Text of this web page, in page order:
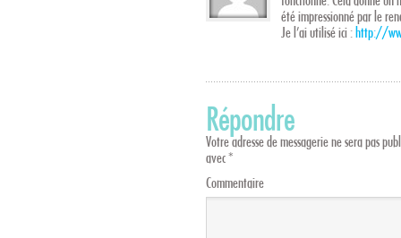
été impressionné par le
Je l’ai utilisé ici :http://
Répondre
Votre adresse de messagerie ne sera pas
avec*
Commentaire